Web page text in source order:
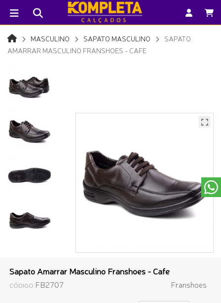
MASCULINO SAPATO MASCULINO
SAPATO
AMARRAR MASCULINO FRANSHOES - CAFE
Sapato Amarrar Masculino Franshoes - Cafe
CÓDIGO FB2707
Franshoes